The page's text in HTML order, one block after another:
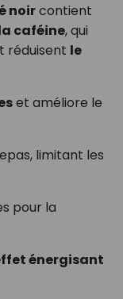
noircontient
caféine, qui
réduisent le
et améliore le
limitant les
pour la
énergisant